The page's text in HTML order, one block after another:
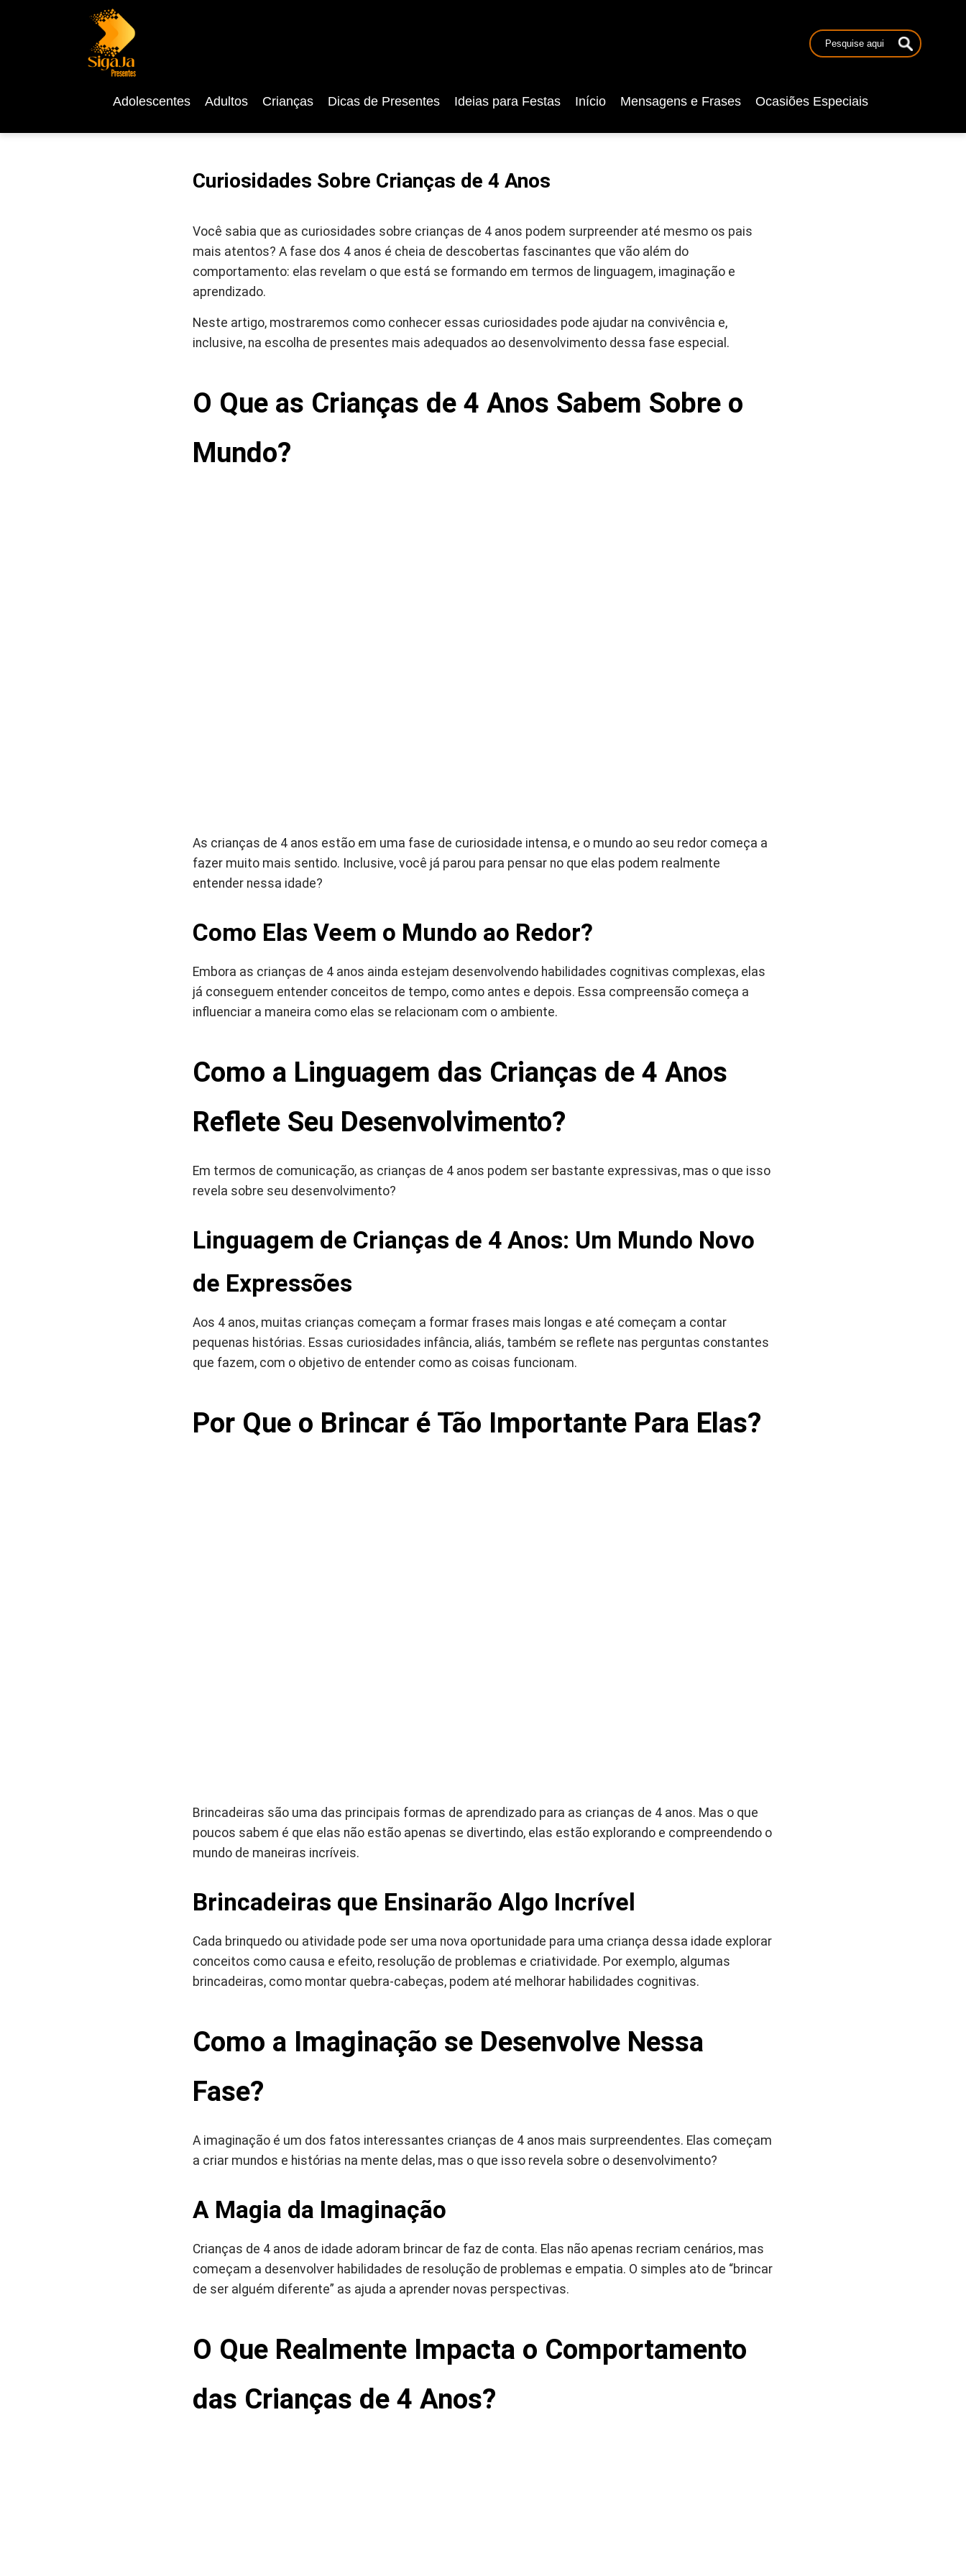
Adolescentes Adultos Crianças Dicas de Presentes Ideias para Festas Início Mensagens e Frases Ocasiões Especiais
Curiosidades Sobre Crianças de 4 Anos
Você sabia que as curiosidades sobre crianças de 4 anos podem surpreender até mesmo os pais
mais atentos? A fase dos 4 anos é cheia de descobertas fascinantes que vão além do
comportamento: elas revelam o que está se formando em termos de linguagem, imaginação e
aprendizado.
Neste artigo, mostraremos como conhecer essas curiosidades pode ajudar na convivência e,
inclusive, na escolha de presentes mais adequados ao desenvolvimento dessa fase especial.
O Que as Crianças de 4 Anos Sabem Sobre o
Mundo?
As crianças de 4 anos estão em uma fase de curiosidade intensa, e o mundo ao seu redor começa a
fazer muito mais sentido. Inclusive, você já parou para pensar no que elas podem realmente
entender nessa idade?
Como Elas Veem o Mundo ao Redor?
Embora as crianças de 4 anos ainda estejam desenvolvendo habilidades cognitivas complexas, elas
já conseguem entender conceitos de tempo, como antes e depois. Essa compreensão começa a
influenciar a maneira como elas se relacionam com o ambiente.
Como a Linguagem das Crianças de 4 Anos
Reflete Seu Desenvolvimento?
Em termos de comunicação, as crianças de 4 anos podem ser bastante expressivas, mas o que isso
revela sobre seu desenvolvimento?
Linguagem de Crianças de 4 Anos: Um Mundo Novo
de Expressões
Aos 4 anos, muitas crianças começam a formar frases mais longas e até começam a contar
pequenas histórias. Essas curiosidades infância, aliás, também se reflete nas perguntas constantes
que fazem, com o objetivo de entender como as coisas funcionam.
Por Que o Brincar é Tão Importante Para Elas?
Brincadeiras são uma das principais formas de aprendizado para as crianças de 4 anos. Mas o que
poucos sabem é que elas não estão apenas se divertindo, elas estão explorando e compreendendo o
mundo de maneiras incríveis.
Brincadeiras que Ensinarão Algo Incrível
Cada brinquedo ou atividade pode ser uma nova oportunidade para uma criança dessa idade explorar
conceitos como causa e efeito, resolução de problemas e criatividade. Por exemplo, algumas
brincadeiras, como montar quebra-cabeças, podem até melhorar habilidades cognitivas.
Como a Imaginação se Desenvolve Nessa
Fase?
A imaginação é um dos fatos interessantes crianças de 4 anos mais surpreendentes. Elas começam
a criar mundos e histórias na mente delas, mas o que isso revela sobre o desenvolvimento?
A Magia da Imaginação
Crianças de 4 anos de idade adoram brincar de faz de conta. Elas não apenas recriam cenários, mas
começam a desenvolver habilidades de resolução de problemas e empatia. O simples ato de “brincar
de ser alguém diferente” as ajuda a aprender novas perspectivas.
O Que Realmente Impacta o Comportamento
das Crianças de 4 Anos?